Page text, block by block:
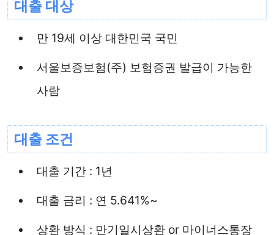
대출 대상
만 19세 이상 대한민국 국민
서울보증보험(주) 보험증권 발급이 가능한
사람
대출 조건
대출 기간 : 1년
대출 금리 : 연 5.641%~
상환 방식 : 만기일시상환 or 마이너스통장